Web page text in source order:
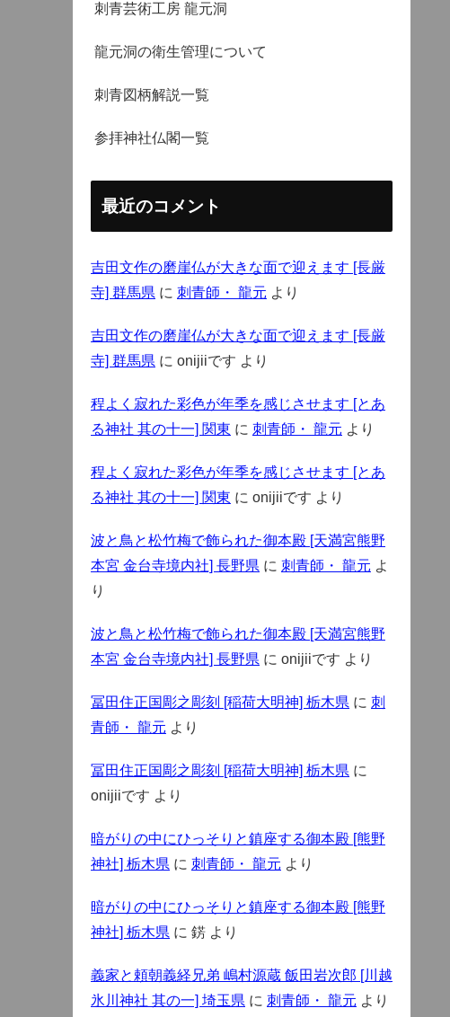
刺青芸術工房 龍元洞
龍元洞の衛生管理について
刺青図柄解説一覧
参拝神社仏閣一覧
最近のコメント
吉田文作の磨崖仏が大きな面で迎えます [長厳
寺] 群馬県 に 刺青師・ 龍元 より
吉田文作の磨崖仏が大きな面で迎えます [長厳
寺] 群馬県 に onijiiです より
程よく寂れた彩色が年季を感じさせます [とあ
る神社 其の十一] 関東 に 刺青師・ 龍元 より
程よく寂れた彩色が年季を感じさせます [とあ
る神社 其の十一] 関東 に onijiiです より
波と鳥と松竹梅で飾られた御本殿 [天満宮熊野
本宮 金台寺境内社] 長野県 に 刺青師・ 龍元 よ
り
波と鳥と松竹梅で飾られた御本殿 [天満宮熊野
本宮 金台寺境内社] 長野県 に onijiiです より
冨田住正国彫之彫刻 [稲荷大明神] 栃木県 に 刺
青師・ 龍元 より
冨田住正国彫之彫刻 [稲荷大明神] 栃木県 に
onijiiです より
暗がりの中にひっそりと鎮座する御本殿 [熊野
神社] 栃木県 に 刺青師・ 龍元 より
暗がりの中にひっそりと鎮座する御本殿 [熊野
神社] 栃木県 に 錺 より
義家と頼朝義経兄弟 嶋村源蔵 飯田岩次郎 [川越
氷川神社 其の一] 埼玉県 に 刺青師・ 龍元 より